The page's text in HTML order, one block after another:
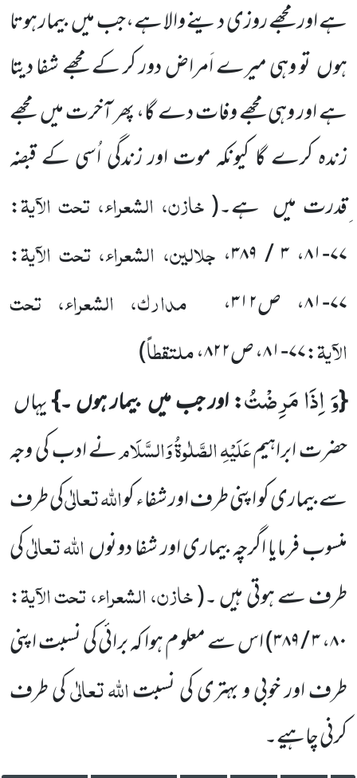
ہے اور مجھے روزی دینے والا ہے،جب میں بیمار ہوتا
ہوں تو وہی میرے اَمراض دور کر کے مجھے شفا دیتا
ہے اور وہی مجھے وفات دے گا، پھر آخرت میں مجھے
زندہ کرے گا کیونکہ موت اور زندگی اُسی کے قبضہ
ِقدرت میں ہے۔(خازن، الشعراء، تحت الآیۃ:
۷۷-۸۱
، ۳ / ۳۸۹ ، جلالین، الشعراء، تحت الآیۃ:
۷۷-۸۱
، ص۳۱۲،
مدارک، الشعراء، تحت
الآیۃ:۷۷-۸۱ ، ص۸۲۲،ملتقطاً)
{وَ اِذَا مَرِضْتُ: اور جب میں بیمار ہوں ۔}یہاں
حضرت ابراہیمعَلَیْہِالصَّلٰوۃُوَالسَّلَامنے ادب کی وجہ
سے بیماری کو اپنی طرف اور شفاء کواللہ تعالٰیکی طرف
منسوب فرمایا اگرچہ بیماری اور شفا دونوںاللہ تعالٰیکی
طرف سے ہوتی ہیں ۔(خازن، الشعراء، تحت الآیۃ:
۸۰،۳ / ۳۸۹
) اس سے معلو م ہوا کہ برائی کی نسبت اپنی
طرف اور خوبی و بہتری کی نسبتاللہتعالٰیکی طرف
کرنی چاہیے۔